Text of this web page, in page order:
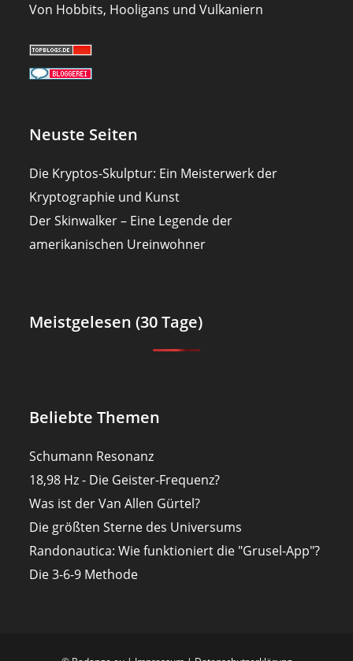
Von Hobbits, Hooligans und Vulkaniern
Neuste Seiten
Die Kryptos-Skulptur: Ein Meisterwerk der
Kryptographie und Kunst
Der Skinwalker – Eine Legende der
amerikanischen Ureinwohner
Meistgelesen (30 Tage)
Beliebte Themen
Schumann Resonanz
18,98 Hz - Die Geister-Frequenz?
Was ist der Van Allen Gürtel?
Die größten Sterne des Universums
Randonautica: Wie funktioniert die "Grusel-App"?
Die 3-6-9 Methode